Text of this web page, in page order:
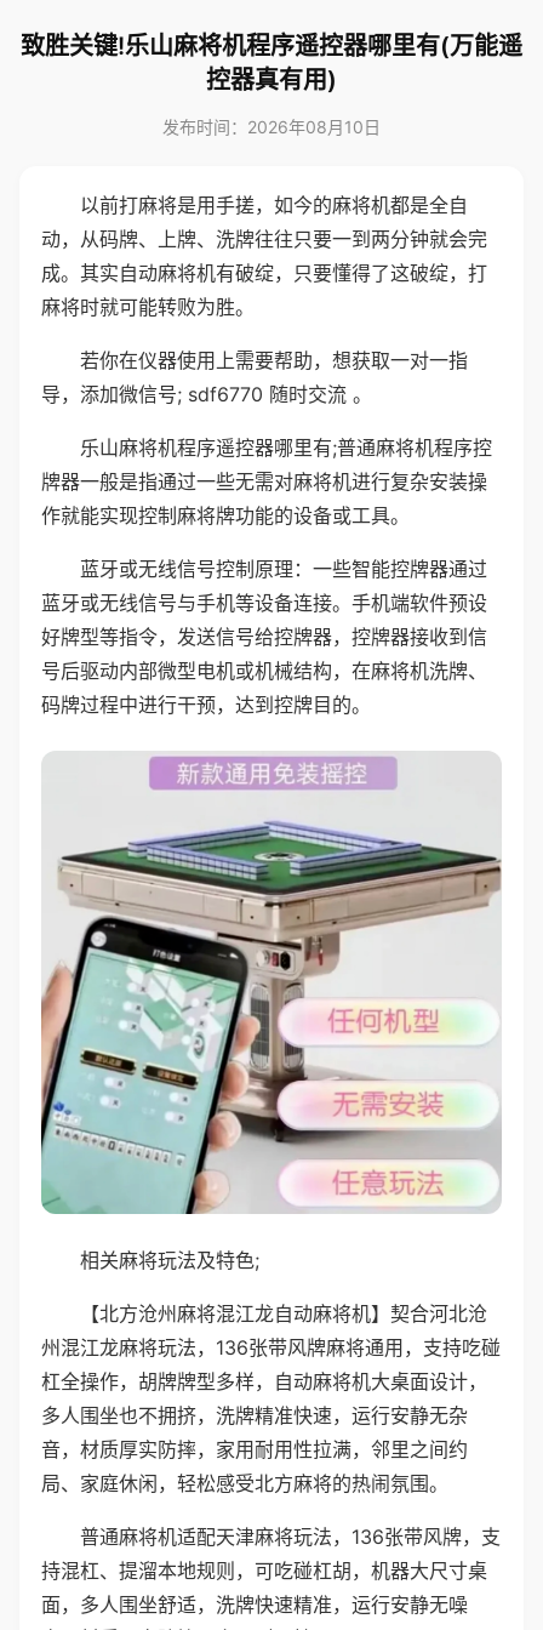
致胜关键!乐山麻将机程序遥控器哪里有(万能遥
控器真有用)
发布时间：2026年08月10日
以前打麻将是用手搓，如今的麻将机都是全自
动，从码牌、上牌、洗牌往往只要一到两分钟就会完
成。其实自动麻将机有破绽，只要懂得了这破绽，打
麻将时就可能转败为胜。
若你在仪器使用上需要帮助，想获取一对一指
导，添加微信号; sdf6770 随时交流 。
乐山麻将机程序遥控器哪里有;普通麻将机程序控
牌器一般是指通过一些无需对麻将机进行复杂安装操
作就能实现控制麻将牌功能的设备或工具。
蓝牙或无线信号控制原理：一些智能控牌器通过
蓝牙或无线信号与手机等设备连接。手机端软件预设
好牌型等指令，发送信号给控牌器，控牌器接收到信
号后驱动内部微型电机或机械结构，在麻将机洗牌、
码牌过程中进行干预，达到控牌目的。
相关麻将玩法及特色;
【北方沧州麻将混江龙自动麻将机】契合河北沧
州混江龙麻将玩法，136张带风牌麻将通用，支持吃碰
杠全操作，胡牌牌型多样，自动麻将机大桌面设计，
多人围坐也不拥挤，洗牌精准快速，运行安静无杂
音，材质厚实防摔，家用耐用性拉满，邻里之间约
局、家庭休闲，轻松感受北方麻将的热闹氛围。
普通麻将机适配天津麻将玩法，136张带风牌，支
持混杠、提溜本地规则，可吃碰杠胡，机器大尺寸桌
面，多人围坐舒适，洗牌快速精准，运行安静无噪